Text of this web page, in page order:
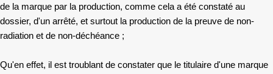
de la marque par la production, comme cela a été constaté au
dossier, d'un arrêté, et surtout la production de la preuve de non-
radiation et de non-déchéance ;
Qu'en effet, il est troublant de constater que le titulaire d'une marque